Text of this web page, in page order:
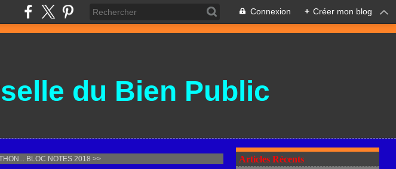
Connexion + Créer mon blog
du Bien Public
BLOC NOTES 2018 >>
Articles Récents